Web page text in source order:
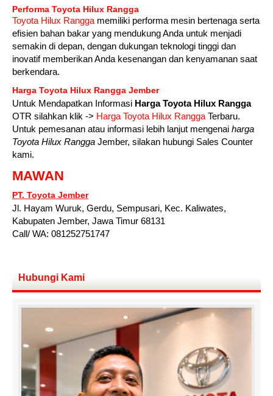
Performa Toyota Hilux Rangga
Toyota Hilux Rangga memiliki performa mesin bertenaga serta
efisien bahan bakar yang mendukung Anda untuk menjadi
semakin di depan, dengan dukungan teknologi tinggi dan
inovatif memberikan Anda kesenangan dan kenyamanan saat
berkendara.
Harga Toyota Hilux Rangga Jember
Untuk Mendapatkan Informasi Harga Toyota Hilux Rangga
OTR silahkan klik -> Harga Toyota Hilux Rangga Terbaru.
Untuk pemesanan atau informasi lebih lanjut mengenai harga
Toyota Hilux Rangga Jember, silakan hubungi Sales Counter
kami.
MAWAN
PT. Toyota Jember
Jl. Hayam Wuruk, Gerdu, Sempusari, Kec. Kaliwates,
Kabupaten Jember, Jawa Timur 68131
Call/ WA: 081252751747
Hubungi Kami